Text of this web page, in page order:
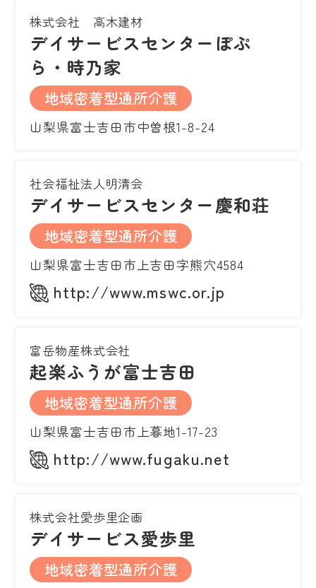
株式会社 高木建材
デイサービスセンターぽぷ
ら・時乃家
地域密着型通所介護
山梨県富士吉田市中曽根1-8-24
社会福祉法人明清会
デイサービスセンター慶和荘
地域密着型通所介護
山梨県富士吉田市上吉田字熊穴4584
http://www.mswc.or.jp
富岳物産株式会社
起楽ふうが富士吉田
地域密着型通所介護
山梨県富士吉田市上暮地1-17-23
http://www.fugaku.net
株式会社愛歩里企画
デイサービス愛歩里
地域密着型通所介護